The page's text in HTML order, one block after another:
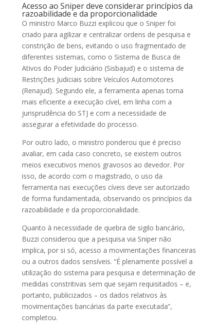
Acesso ao Sniper deve considerar princípios da
razoabilidade e da proporcionalidade
O ministro Marco Buzzi explicou que o Sniper foi
criado para agilizar e centralizar ordens de pesquisa e
constrição de bens, evitando o uso fragmentado de
diferentes sistemas, como o Sistema de Busca de
Ativos do Poder Judiciário (Sisbajud) e o sistema de
Restrições Judiciais sobre Veículos Automotores
(Renajud). Segundo ele, a ferramenta apenas torna
mais eficiente a execução cível, em linha com a
jurisprudência do STJ e com a necessidade de
assegurar a efetividade do processo.
Por outro lado, o ministro ponderou que é preciso
avaliar, em cada caso concreto, se existem outros
meios executivos menos gravosos ao devedor. Por
isso, de acordo com o magistrado, o uso da
ferramenta nas execuções cíveis deve ser autorizado
de forma fundamentada, observando os princípios da
razoabilidade e da proporcionalidade.
Quanto à necessidade de quebra de sigilo bancário,
Buzzi considerou que a pesquisa via Sniper não
implica, por si só, acesso a movimentações financeiras
ou a outros dados sensíveis. “É plenamente possível a
utilização do sistema para pesquisa e determinação de
medidas constritivas sem que sejam requisitados – e,
portanto, publicizados – os dados relativos às
movimentações bancárias da parte executada”,
completou.